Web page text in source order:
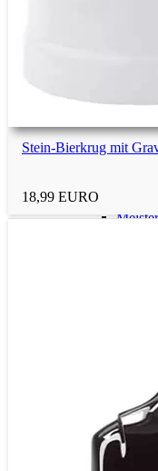
Mehr
Handwerker
Stein-Bierkrug mit
18,99 EURO